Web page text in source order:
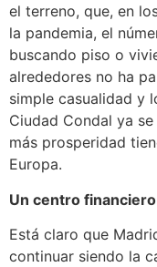
el terreno, que, en
la pandemia, el
buscando piso o
alrededores no ha
simple casualidad y
Ciudad Condal ya
más prosperidad
Europa.
Un centro
Está claro que
continuar siendo la